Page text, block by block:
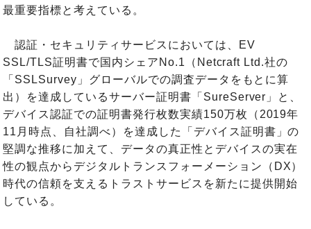
最重要指標と考えている。
認証・セキュリティサービスにおいては、EV
SSL/TLS証明書で国内シェアNo.1（Netcraft Ltd.社の
「SSLSurvey」グローバルでの調査データをもとに算
出）を達成しているサーバー証明書「SureServer」と、
デバイス認証での証明書発行枚数実績150万枚（2019年
11月時点、自社調べ）を達成した「デバイス証明書」の
堅調な推移に加えて、データの真正性とデバイスの実在
性の観点からデジタルトランスフォーメーション（DX）
時代の信頼を支えるトラストサービスを新たに提供開始
している。